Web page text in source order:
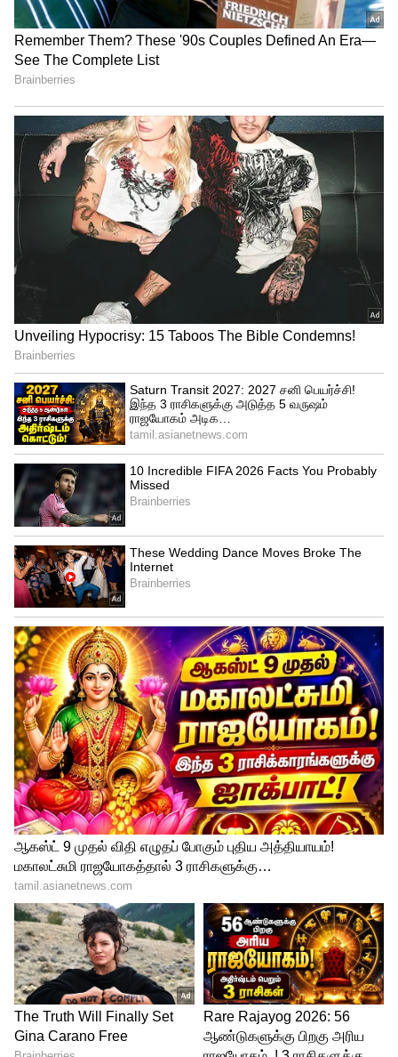
திரளான பக்தர்கள் தரிசனம்!
நம்பர் 1 டிரெண்டிங்கில் 'தக்காளி
வெற்றி கழகம்' பஸ்! யார் பாத்த
வேலைடா இது?